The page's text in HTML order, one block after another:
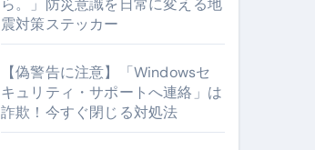
容 #健康 #雑学 #ナレーター #小林将大
ら。」防災意識を日常に変える地
震対策ステッカー
【偽警告に注意】「Windowsセ
キュリティ・サポートへ連絡」は
詐欺！今すぐ閉じる対処法